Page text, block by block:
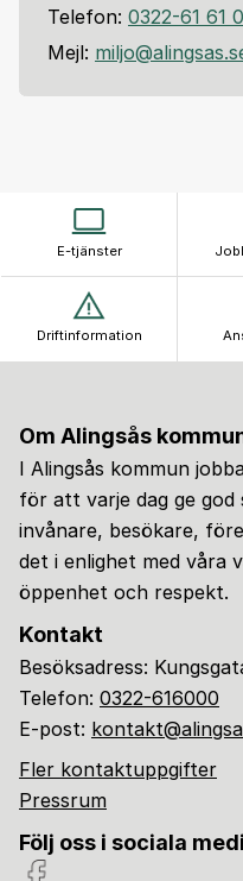
Telefon: 0322-61 61
Mejl:
E-tjänster
Driftinformation
Om Alingsås
I Alingsås kommun
för att varje dag ge god
invånare, besökare,
det i enlighet med våra
öppenhet och respekt.
Kontakt
Besöksadress:
Telefon: 0322-616000
E-post:
Fler kontaktuppgifter
Pressrum
Följ oss i sociala